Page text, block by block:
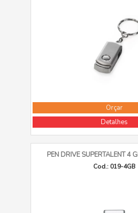
Orçar
Detalhes
PEN DRIVE SUPERTALENT 4
Cod.: 019-4GB